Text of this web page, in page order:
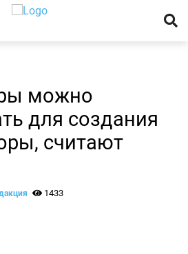
можно
для создания
считают
1433